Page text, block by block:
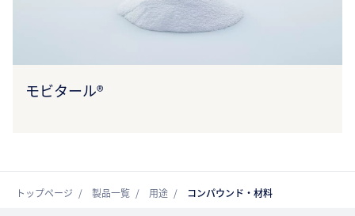
モビタール®
トップページ 製品一覧 用途 コンパウンド・材料